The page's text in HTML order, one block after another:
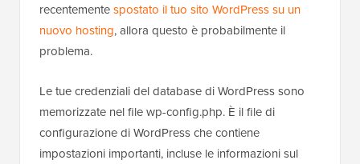
recentementespostato il tuo sito WordPress su un
nuovo hosting, allora questo è probabilmente il
problema.
Le tue credenziali del database di WordPress sono
memorizzate nel file wp-config.php. È il file di
configurazione di WordPress che contiene
impostazioni importanti, incluse le informazioni sul